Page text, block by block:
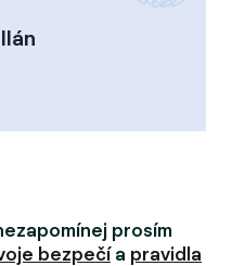
prosím
bezpečía pravidla